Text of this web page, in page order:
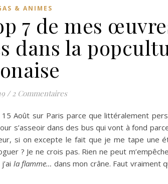
& ANIMES
7 de mes
dans la
/ 2 Commentaires
Août sur Paris parce que littéralement
s’asseoir dans des bus qui vont à fond
si on excepte le fait que je me tape une
? Je ne crois pas. Rien ne peut
la flamme… dans mon crâne. Faut vraiment